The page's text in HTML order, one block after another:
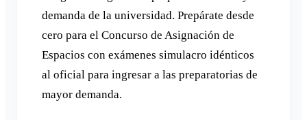
demanda de la universidad. Prepárate desde
cero para el Concurso de Asignación de
Espacios con exámenes simulacro idénticos
al oficial para ingresar a las preparatorias de
mayor demanda.